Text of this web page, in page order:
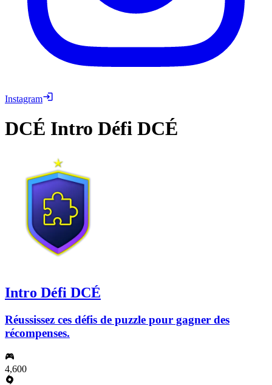
Instagram
DCÉ Intro Défi DCÉ
Intro Défi DCÉ
Réussissez ces défis de puzzle pour gagner des
récompenses.
4,600